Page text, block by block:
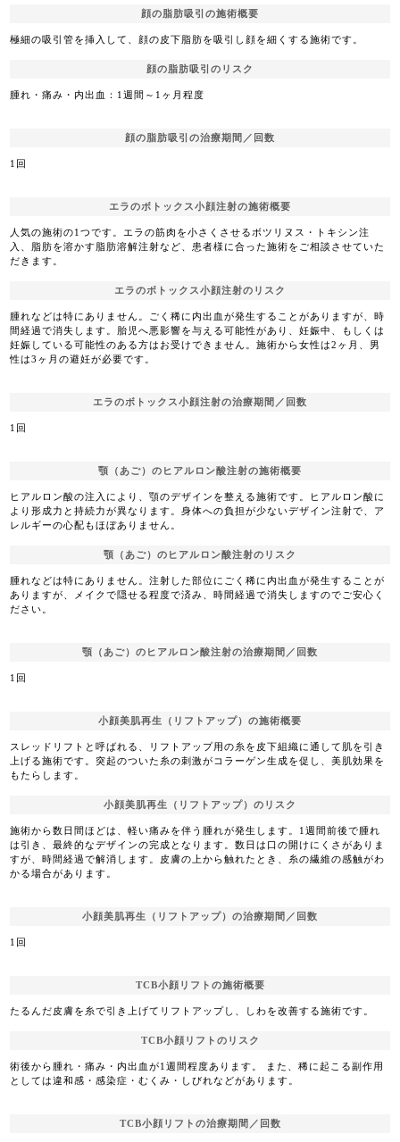
顔の脂肪吸引の施術概要
極細の吸引管を挿入して、顔の皮下脂肪を吸引し顔を細くする施術です。
顔の脂肪吸引のリスク
腫れ・痛み・内出血：1週間～1ヶ月程度
顔の脂肪吸引の治療期間／回数
1回
エラのボトックス小顔注射の施術概要
人気の施術の1つです。エラの筋肉を小さくさせるボツリヌス・トキシン注
入、脂肪を溶かす脂肪溶解注射など、患者様に合った施術をご相談させていた
だきます。
エラのボトックス小顔注射のリスク
腫れなどは特にありません。ごく稀に内出血が発生することがありますが、時
間経過で消失します。胎児へ悪影響を与える可能性があり、妊娠中、もしくは
妊娠している可能性のある方はお受けできません。施術から女性は2ヶ月、男
性は3ヶ月の避妊が必要です。
エラのボトックス小顔注射の治療期間／回数
1回
顎（あご）のヒアルロン酸注射の施術概要
ヒアルロン酸の注入により、顎のデザインを整える施術です。ヒアルロン酸に
より形成力と持続力が異なります。身体への負担が少ないデザイン注射で、ア
レルギーの心配もほぼありません。
顎（あご）のヒアルロン酸注射のリスク
腫れなどは特にありません。注射した部位にごく稀に内出血が発生することが
ありますが、メイクで隠せる程度で済み、時間経過で消失しますのでご安心く
ださい。
顎（あご）のヒアルロン酸注射の治療期間／回数
1回
小顔美肌再生（リフトアップ）の施術概要
スレッドリフトと呼ばれる、リフトアップ用の糸を皮下組織に通して肌を引き
上げる施術です。突起のついた糸の刺激がコラーゲン生成を促し、美肌効果を
もたらします。
小顔美肌再生（リフトアップ）のリスク
施術から数日間ほどは、軽い痛みを伴う腫れが発生します。1週間前後で腫れ
は引き、最終的なデザインの完成となります。数日は口の開けにくさがありま
すが、時間経過で解消します。皮膚の上から触れたとき、糸の繊維の感触がわ
かる場合があります。
小顔美肌再生（リフトアップ）の治療期間／回数
1回
TCB小顔リフトの施術概要
たるんだ皮膚を糸で引き上げてリフトアップし、しわを改善する施術です。
TCB小顔リフトのリスク
術後から腫れ・痛み・内出血が1週間程度あります。 また、稀に起こる副作用
としては違和感・感染症・むくみ・しびれなどがあります。
TCB小顔リフトの治療期間／回数